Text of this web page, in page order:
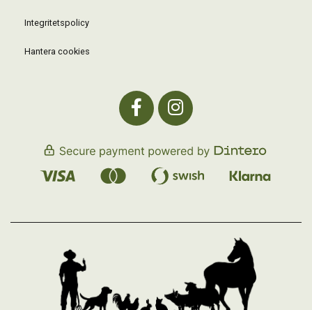
Integritetspolicy
Hantera cookies